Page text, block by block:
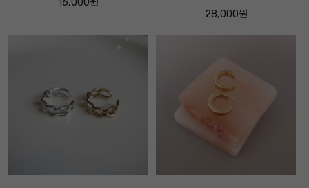
16,000원
28,000원